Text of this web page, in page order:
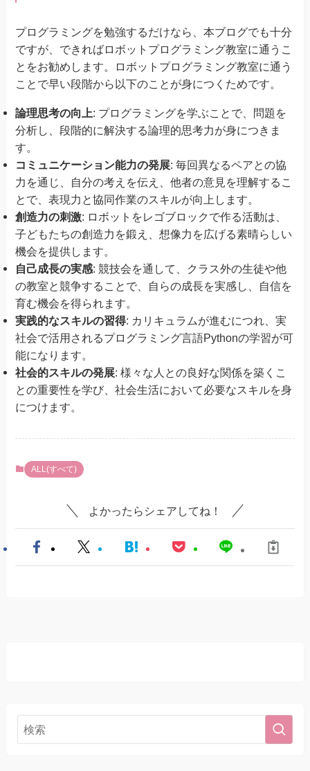
プログラミングを勉強するだけなら、本ブログでも十分
ですが、できればロボットプログラミング教室に通うこ
とをお勧めします。ロボットプログラミング教室に通う
ことで早い段階から以下のことが身につくためです。
論理思考の向上: プログラミングを学ぶことで、問題を
分析し、段階的に解決する論理的思考力が身につきま
す。
コミュニケーション能力の発展: 毎回異なるペアとの協
力を通じ、自分の考えを伝え、他者の意見を理解するこ
とで、表現力と協同作業のスキルが向上します。
創造力の刺激: ロボットをレゴブロックで作る活動は、
子どもたちの創造力を鍛え、想像力を広げる素晴らしい
機会を提供します。
自己成長の実感: 競技会を通して、クラス外の生徒や他
の教室と競争することで、自らの成長を実感し、自信を
育む機会を得られます。
実践的なスキルの習得: カリキュラムが進むにつれ、実
社会で活用されるプログラミング言語Pythonの学習が可
能になります。
社会的スキルの発展: 様々な人との良好な関係を築くこ
との重要性を学び、社会生活において必要なスキルを身
につけます。
ALL(すべて)
よかったらシェアしてね！